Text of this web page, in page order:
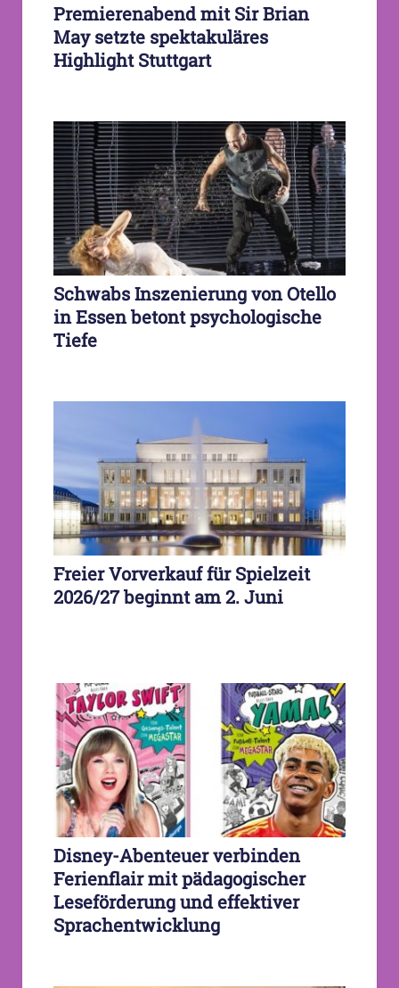
Premierenabend mit Sir Brian
May setzte spektakuläres
Highlight Stuttgart
Schwabs Inszenierung von Otello
in Essen betont psychologische
Tiefe
Freier Vorverkauf für Spielzeit
2026/27 beginnt am 2. Juni
Disney-Abenteuer verbinden
Ferienflair mit pädagogischer
Leseförderung und effektiver
Sprachentwicklung